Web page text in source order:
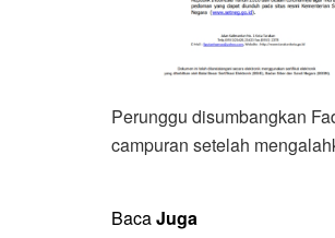
Perunggu disumbangkan
campuran setelah
BacaJuga